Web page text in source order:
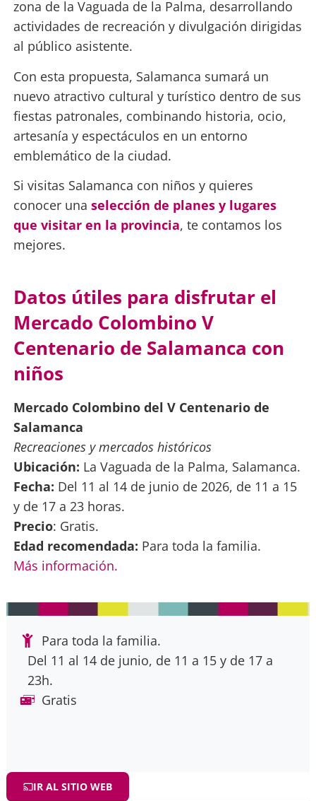
zona de la Vaguada de la Palma, desarrollando
actividades de recreación y divulgación dirigidas
al público asistente.
Con esta propuesta, Salamanca sumará un
nuevo atractivo cultural y turístico dentro de sus
fiestas patronales, combinando historia, ocio,
artesanía y espectáculos en un entorno
emblemático de la ciudad.
Si visitas Salamanca con niños y quieres
conocer una selección de planes y lugares
que visitar en la provincia, te contamos los
mejores.
Datos útiles para disfrutar el
Mercado Colombino V
Centenario de Salamanca con
niños
Mercado Colombino del V Centenario de
Salamanca
Recreaciones y mercados históricos
Ubicación: La Vaguada de la Palma, Salamanca.
Fecha: Del 11 al 14 de junio de 2026, de 11 a 15
y de 17 a 23 horas.
Precio: Gratis.
Edad recomendada: Para toda la familia.
Más información.
Para toda la familia.
Del 11 al 14 de junio, de 11 a 15 y de 17 a
23h.
Gratis
IR AL SITIO WEB